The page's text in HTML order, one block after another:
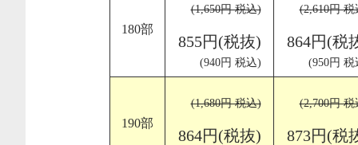
180部
(1,650円 税込)
855円(税抜)
(940円 税込)
(2,610円 税
864円(税
(950円 税
190部
(1,680円 税込)
864円(税抜)
(2,700円 税
873円(税